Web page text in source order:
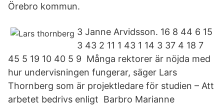
Örebro kommun.
3 Janne Arvidsson. 16 8 44 6 15
3 43 2 11 1 43 1 14 3 37 4 18 7
45 5 19 10 40 5 9 Många rektorer är nöjda med
hur undervisningen fungerar, säger Lars
Thornberg som är projektledare för studien – Att
arbetet bedrivs enligt Barbro Marianne